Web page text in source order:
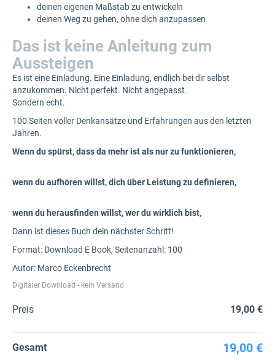
deinen eigenen Maßstab zu entwickeln
deinen Weg zu gehen, ohne dich anzupassen
Das ist keine Anleitung zum
Aussteigen
Es ist eine Einladung. Eine Einladung, endlich bei dir selbst
anzukommen. Nicht perfekt. Nicht angepasst.
Sondern echt.
100 Seiten voller Denkansätze und Erfahrungen aus den letzten
Jahren.
Wenn du spürst, dass da mehr ist als nur zu funktionieren,
wenn du aufhören willst, dich über Leistung zu definieren,
wenn du herausfinden willst, wer du wirklich bist,
Dann ist dieses Buch dein nächster Schritt!
Format: Download E Book, Seitenanzahl: 100
Autor: Marco Eckenbrecht
Digitaler Download - kein Versand
Preis 19,00 €
Gesamt 19,00 €